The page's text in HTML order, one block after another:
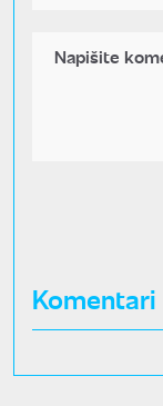
Komentari